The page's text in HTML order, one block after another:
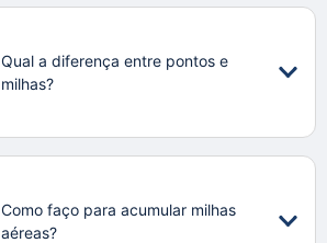
Qual a diferença entre pontos e
milhas?
Como faço para acumular milhas
aéreas?